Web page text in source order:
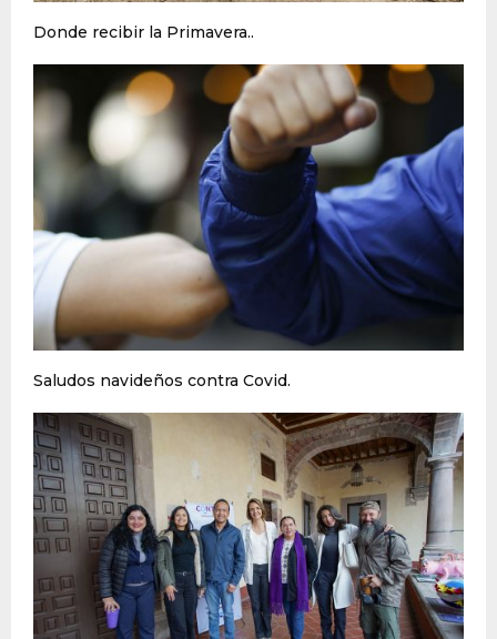
Donde recibir la Primavera..
Saludos navideños contra Covid.